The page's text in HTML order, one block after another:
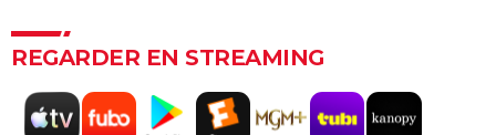
OSS 117 3 : que disent les critiques sur le film ?
Monty Python, Sacré Graal
The French Dispatch : faut-il voir le dernier Wes
REGARDER EN STREAMING